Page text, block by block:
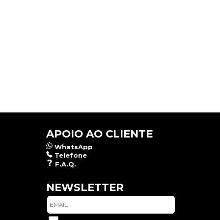
APOIO AO CLIENTE
WhatsApp
Telefone
F.A.Q.
NEWSLETTER